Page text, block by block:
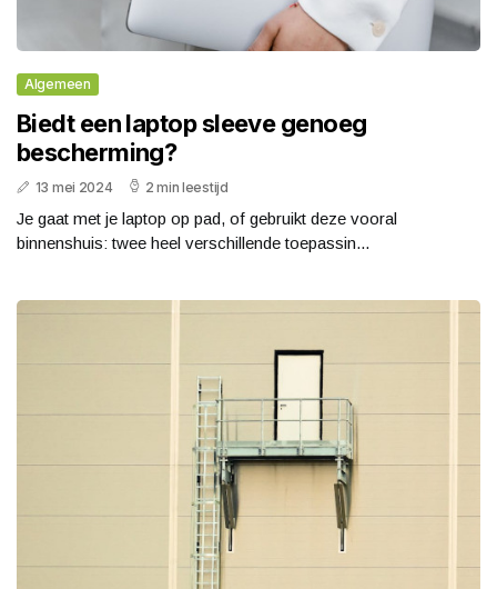
Algemeen
Biedt een laptop sleeve genoeg
bescherming?
13 mei 2024 2 min leestijd
Je gaat met je laptop op pad, of gebruikt deze vooral
binnenshuis: twee heel verschillende toepassin...